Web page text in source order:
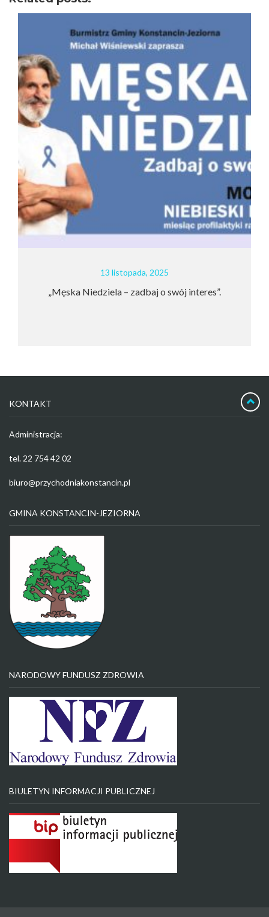
13 listopada, 2025
„Męska Niedziela – zadbaj o swój interes”.
KONTAKT
Administracja:
tel. 22 754 42 02
biuro@przychodniakonstancin.pl
GMINA KONSTANCIN-JEZIORNA
NARODOWY FUNDUSZ ZDROWIA
BIULETYN INFORMACJI PUBLICZNEJ